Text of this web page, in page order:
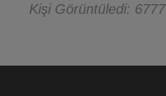
Kişi Görüntüledi: 6777